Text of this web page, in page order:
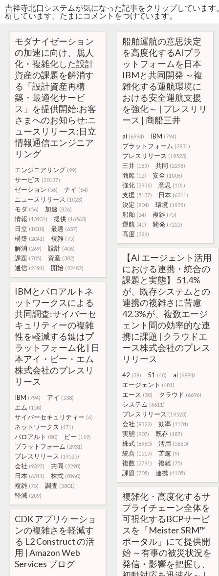
吉祥寺北口システムが気になった記事をクリップしていま
析しています。たまにコメントをつけています。
モダナイゼーション
の加速に向け、属人
化・複雑化した設計
資産の課題を解消す
る「設計資産再構
築・最適化サービ
ス」を提供開始:お客
さまへのお知らせ:ニ
ュースリリース:日立
情報通信エンジニア
リング
エンジニアリング (99)
サービス (20137)
ゼーション (56) ナイ (64)
ニュースリリース (1023)
モダ (56) 加速 (826)
情報 (13931) 提供 (16563)
日立 (1010) 最適 (637)
構築 (2041) 複雑 (75)
解消 (269) 設計 (406)
課題 (705) 資産 (382)
通信 (2491) 開始 (22402)
船舶運航の意思決定
を高度化するAIプラ
ットフォームを日本
IBMと共同開発 ～複
雑化する運航環境に
おける安全運航支援
を強化～ | プレスリリ
ース | 商船三井
ai (6994) IBM (794)
プラットフォーム (2931)
プレスリリース (19523)
三井 (189) 共同 (2298)
商船 (12) 安全 (1006)
強化 (2936) 意思 (101)
支援 (5137) 日本 (6311)
決定 (904) 環境 (1935)
船舶 (34) 複雑 (75)
運航 (41) 開発 (7222)
高度 (386)
【AI エージェント活用
における連携・統合の
課題と実態】 51.4%
が、既存システムとの
連携の複雑さに苦慮
42.3%が、複数エージ
ェント間の効率的な連
携に課題 | クラウドエ
ース株式会社のプレス
リリース
42 (39) 51 (40) ai (6994)
エージェント (481)
エース (30) クラウド (6696)
システム (6611)
プレスリリース (19523)
会社 (9322) 効率 (1104)
実態 (907) 既存 (187)
株式 (8960) 活用 (5660)
統合 (1519) 苦慮 (9)
複数 (2781) 複雑 (75)
課題 (705) 連携 (4105)
IBMとパロアルトネ
ットワークスによる
共同調査:サイバーセ
キュリティーの複雑
性を軽減する鍵はプ
ラットフォーム化 | 日
本アイ・ビー・エム
株式会社のプレスリ
リース
IBM (794) アイ (538)
エム (158)
サイバーセキュリティー (6)
ネットワークス (471)
パロアルト (80) ビー (169)
プラットフォーム (2931)
プレスリリース (19523)
会社 (9322) 共同 (2298)
日本 (6311) 株式 (8960)
複雑 (75) 調査 (5801)
軽減 (209)
複雑化・高度化するサ
プライチェーン全体を
可視化するBCPサービ
スを「Meister SRM™
ポータル」にて提供開
始 ～有事の被災状況を
発信・影響を把握し、
CDK アプリケーショ
ンの複雑さを軽減す
る L2 Construct の活
用 | Amazon Web
Services ブログ